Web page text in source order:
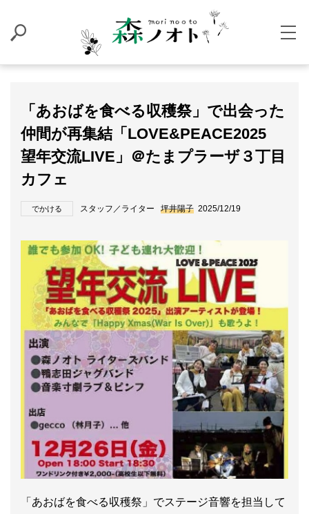
「あおばを食べる収穫祭」で出会った
仲間が再集結「LOVE&PEACE2025
望年交流LIVE」＠たまプラーザ３丁目
カフェ
でかける スタッフ／ライター 坪井陽子 2025/12/19
「あおばを食べる収穫祭」でステージ音響を担当して